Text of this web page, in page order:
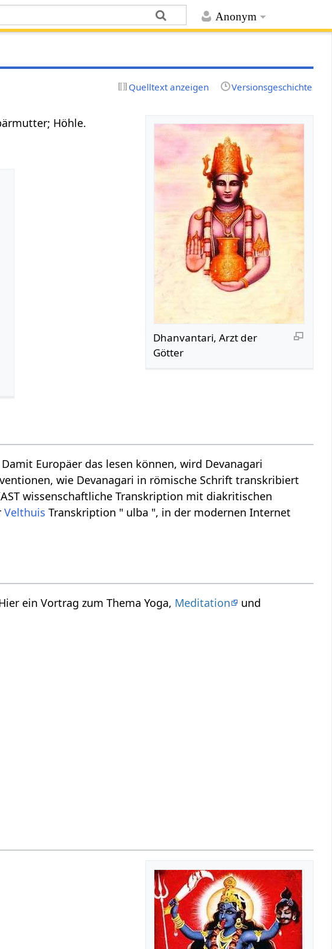
Anonym
Quelltext anzeigen Versionsgeschichte
Dhanvantari, Arzt der
Götter
Höhle.
Europäer das lesen können, wird Devanagari
wie Devanagari in römische Schrift transkribiert
wissenschaftliche Transkription mit diakritischen
Velthuis Transkription " ulba ", in der modernen Internet
ein Vortrag zum Thema Yoga, Meditation
und